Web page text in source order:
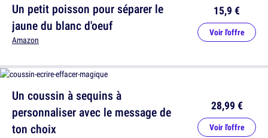
Un coussin à sequins à
personnaliser avec le message de
ton choix
28,99 €
Voir l'offre
Un petit poisson pour séparer le
jaune du blanc d'oeuf
Amazon
15,9 €
Voir l'offre